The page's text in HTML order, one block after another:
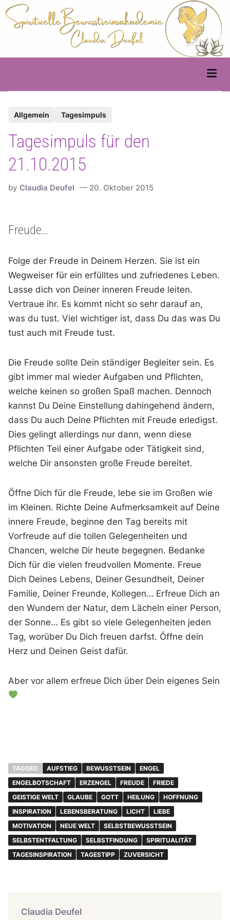
Skip
to
content
Main
t
e
d
Allgemein Tagesimpuls
Tagesimpuls für den
21.10.2015
byClaudia Deufel 20. Oktober 2015
Freude…
Folge der Freude in Deinem Herzen. Sie ist ein
Wegweiser für ein erfülltes und zufriedenes Leben.
Lasse dich von Deiner inneren Freude leiten.
Vertraue ihr. Es kommt nicht so sehr darauf an,
was du tust. Viel wichtiger ist, dass Du das was Du
tust auch mit Freude tust.
Die Freude sollte Dein ständiger Begleiter sein. Es
gibt immer mal wieder Aufgaben und Pflichten,
welche keinen so großen Spaß machen. Dennoch
kannst Du Deine Einstellung dahingehend ändern,
dass Du auch Deine Pflichten mit Freude erledigst.
Dies gelingt allerdings nur dann, wenn diese
Pflichten Teil einer Aufgabe oder Tätigkeit sind,
welche Dir ansonsten große Freude bereitet.
Öffne Dich für die Freude, lebe sie im Großen wie
im Kleinen. Richte Deine Aufmerksamkeit auf Deine
innere Freude, beginne den Tag bereits mit
Vorfreude auf die tollen Gelegenheiten und
Chancen, welche Dir heute begegnen. Bedanke
Dich für die vielen freudvollen Momente. Freue
Dich Deines Lebens, Deiner Gesundheit, Deiner
Familie, Deiner Freunde, Kollegen… Erfreue Dich an
den Wundern der Natur, dem Lächeln einer Person,
der Sonne… Es gibt so viele Gelegenheiten jeden
Tag, worüber Du Dich freuen darfst. Öffne dein
Herz und Deinen Geist dafür.
Aber vor allem erfreue Dich über Dein eigenes Sein
TAGGED AUFSTIEG BEWUSSTSEIN
ENGEL
ENGELBOTSCHAFT
ERZENGEL FREUDE
FRIEDE
GEISTIGE WELT
GLAUBE GOTT HEILUNG
HOFFNUNG
INSPIRATION
LEBENSBERATUNG LICHT
LIEBE
MOTIVATION
NEUE WELT
SELBSTBEWUSSTSEIN
SELBSTENTFALTUNG
SELBSTFINDUNG
SPIRITUALITÄT
TAGESINSPIRATION
TAGESTIPP ZUVERSICHT
Claudia Deufel